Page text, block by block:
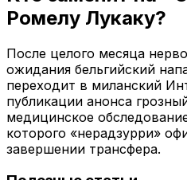
Ромелу Лукаку?
После целого месяца
ожидания бельгийский
переходит в миланский
публикации анонса
медицинское
которого «нерадзурри»
завершении трансфера.